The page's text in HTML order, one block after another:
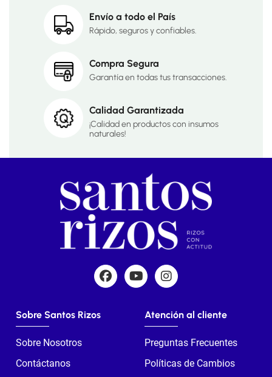
Envío a todo el País
Rápido, seguros y confiables.
Compra Segura
Garantía en todas tus transacciones.
Calidad Garantizada
¡Calidad en productos con insumos
naturales!
Sobre Santos Rizos
Sobre Nosotros
Contáctanos
Atención al cliente
Preguntas Frecuentes
Políticas de Cambios